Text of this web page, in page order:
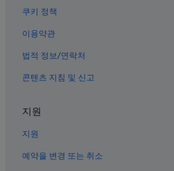
히가시히로시마 시라이치 역 근처 호텔
히로시마 근처 호텔
오쿠노시마 섬의 Kyukamura 호텔
오사키카미지마정의 료칸
다케하라 타다노우미 역 근처 호텔
쿠키 정책
이용약관
법적 정보/연락처
콘텐츠 지침 및 신고
지원
지원
예약을 변경 또는 취소